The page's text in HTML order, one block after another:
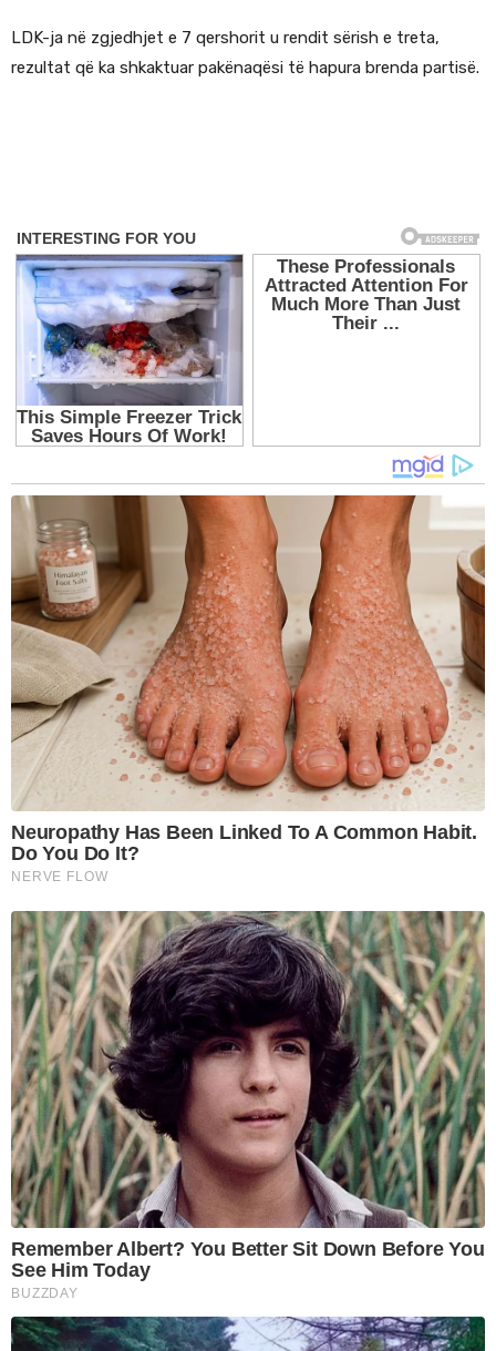
LDK-ja në zgjedhjet e 7 qershorit u rendit sërish e treta,
rezultat që ka shkaktuar pakënaqësi të hapura brenda partisë.